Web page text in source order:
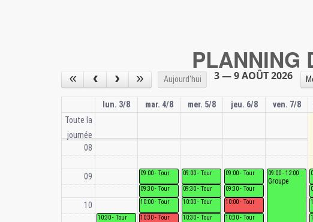
PLANNING
Aujourd'hui 3 — 9 AOÛT 2026
lun. 3/8 mar. 4/8 mer. 5/8 jeu. 6/8 ven. 7/8
Toute la
journée
08
09
10
Tour
Tour
Tour
Tour
Tour
Tour
Tour
Tour
Tour
Tour
Tour
Tour
Tour
09:00 - 12:00
Groupe